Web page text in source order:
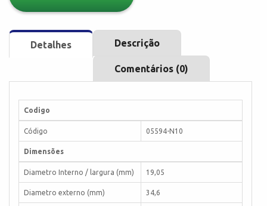
Detalhes Descrição
Comentários (0)
Codigo
Código 05594-N10
Dimensões
Diametro Interno / largura (mm) 19,05
Diametro externo (mm) 34,6